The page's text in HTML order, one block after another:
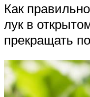
Как
лук в
прекращать